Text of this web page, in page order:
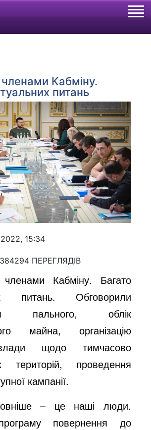
Кабміну.
питань
15:34
384294 ПЕРЕГЛЯДІВ
Кабміну. Багато
питань. Обговорили
пального, облік
майна, організацію
щодо тимчасово
територій, проведення
кампанії.
– це наші люди.
повернення до